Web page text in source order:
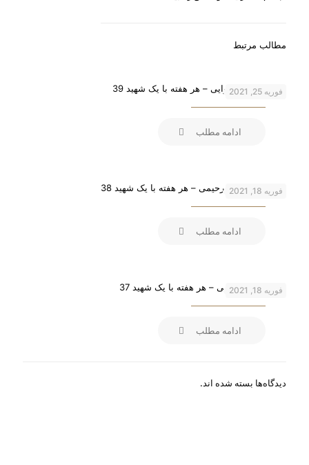
مطالب مرتبط
فوریه 25, 2021
شهید محسن وزوایی – هر هفته با یک شهید 39
ادامه مطلب
فوریه 18, 2021
شهید عبدالمجید رحیمی – هر هفته با یک شهید 38
ادامه مطلب
فوریه 18, 2021
شهید ناصر کاظمی – هر هفته با یک شهید 37
ادامه مطلب
دیدگاه‌ها بسته شده اند.